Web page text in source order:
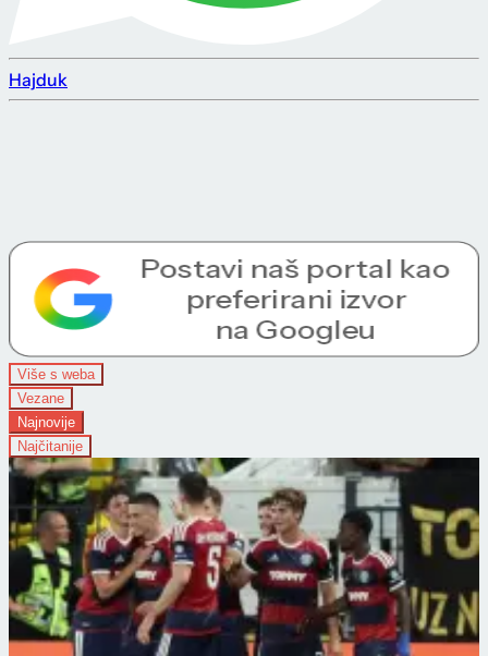
Hajduk
Više s weba
Vezane
Najnovije
Najčitanije